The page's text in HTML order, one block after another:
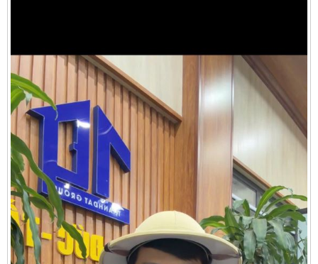
Cần thuê MBKD tại Phường Phương Liệt
Cần thuê MBKD tại Phường Khương Đình
Cần thuê MBKD tại Phường Yên Sở
Cần thuê MBKD tại Phường Hoàng Liệt
Cần thuê MBKD tại Phường Định Công
Cần thuê MBKD tại Phường Tương Mai
Cần thuê MBKD tại Phường Vĩnh Hưng
Cần thuê MBKD tại Phường Lĩnh Nam
Cần thuê MBKD tại Phường Hồng Hà
Cần thuê MBKD tại Phường Láng
Cần thuê MBKD tại Phường Văn Miếu
Cần thuê MBKD tại Phường Kim Liên
Cần thuê MBKD tại Phường Bạch Mai
Cần thuê MBKD tại Phường Vĩnh Tuy